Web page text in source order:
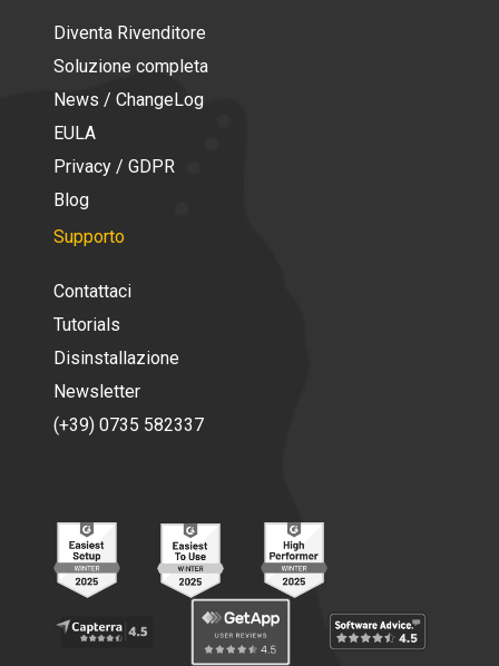
Diventa Rivenditore
Soluzione completa
News / ChangeLog
EULA
Privacy / GDPR
Blog
Supporto
Contattaci
Tutorials
Disinstallazione
Newsletter
(+39) 0735 582337